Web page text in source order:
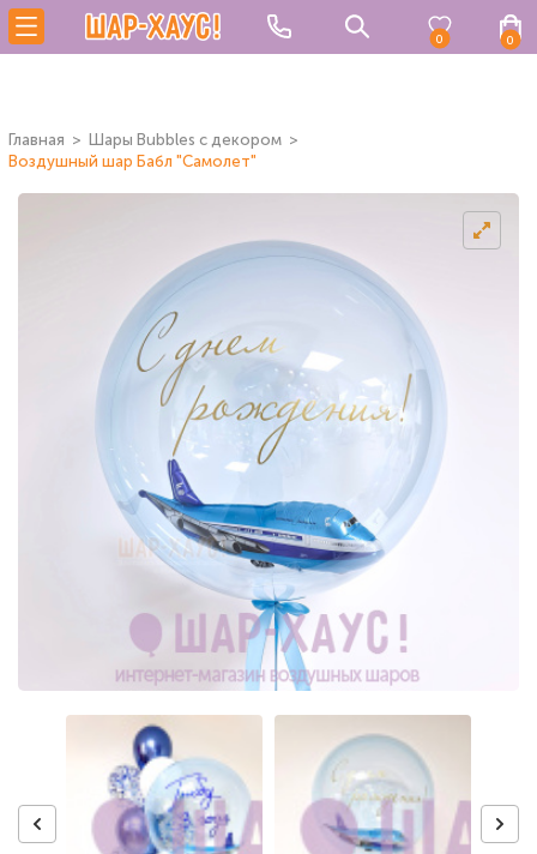
0 0
Главная
Шары Bubbles с декором
Воздушный шар Бабл "Самолет"